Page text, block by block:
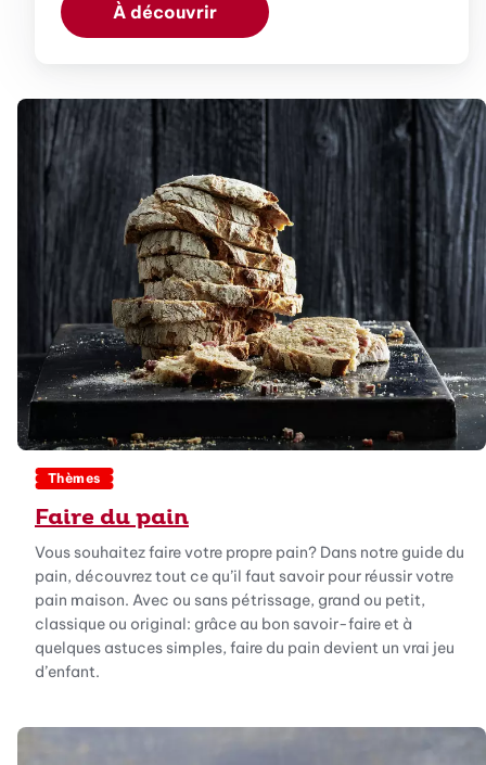
À découvrir
Thèmes
Faire du pain
Vous souhaitez faire votre propre pain? Dans notre guide du
pain, découvrez tout ce qu’il faut savoir pour réussir votre
pain maison. Avec ou sans pétrissage, grand ou petit,
classique ou original: grâce au bon savoir-faire et à
quelques astuces simples, faire du pain devient un vrai jeu
d’enfant.